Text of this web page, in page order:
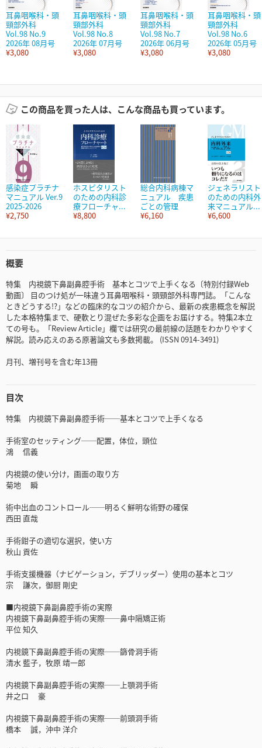
耳鼻咽喉科・頭
頸部外科
Vol.98 No.9
2026年 08月号
¥3,080
耳鼻咽喉科・頭
頸部外科
Vol.98 No.8
2026年 07月号
¥3,080
耳鼻咽喉科・頭
頸部外科
Vol.98 No.7
2026年 06月号
¥3,080
耳鼻咽喉科・頭
頸部外科
Vol.98 No.6
2026年 05月号
¥3,080
この商品を買った人は、こんな商品も買っています。
感染症プラチナ
マニュアル Ver.9
2025-2026
¥2,750
ホスピタリスト
のための内科診
療フローチャ...
¥8,800
総合内科病棟マ
ニュアル 疾患
ごとの管理
¥6,160
ジェネラリスト
のための内科外
来マニュアル...
¥6,600
概要
特集 内視鏡下鼻副鼻腔手術 基本とコツで上手くなる〔特別付録Web
動画〕 目のつけ処が一味違う耳鼻咽喉科・頭頸部外科専門誌。「こんな
ときどうする!?」などの臨床的なコツの紹介から、最新の疾患概念を解説
した本格特集まで、硬軟とり混ぜた多彩な企画をお届けする。特集2本立
ての号も。「Review Article」欄では研究の最前線の話題をわかりやすく
解説。読み応えのある原著論文も多数掲載。 (ISSN 0914-3491)
月刊、増刊号を含む年13冊
目次
特集 内視鏡下鼻副鼻腔手術──基本とコツで上手くなる
手術室のセッティング──配置，体位，頭位
鴻 信義
内視鏡の使い分け，画面の取り方
菊地 瞬
術中出血のコントロール──明るく鮮明な術野の確保
西田 直哉
手術鉗子の適切な選択，使い方
秋山 貢佐
手術支援機器（ナビゲーション，デブリッダー）使用の基本とコツ
宗 謙次，御厨 剛史
■内視鏡下鼻副鼻腔手術の実際
内視鏡下鼻副鼻腔手術の実際──鼻中隔矯正術
平位 知久
内視鏡下鼻副鼻腔手術の実際──篩骨洞手術
清水 藍子，牧原 靖一郎
内視鏡下鼻副鼻腔手術の実際──上顎洞手術
井之口 豪
内視鏡下鼻副鼻腔手術の実際──前頭洞手術
橋本 誠，沖中 洋介